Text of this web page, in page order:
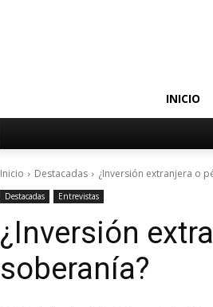
INICIO
Inicio Destacadas ¿Inversión extranjera o
Destacadas Entrevistas
¿Inversión
soberanía?